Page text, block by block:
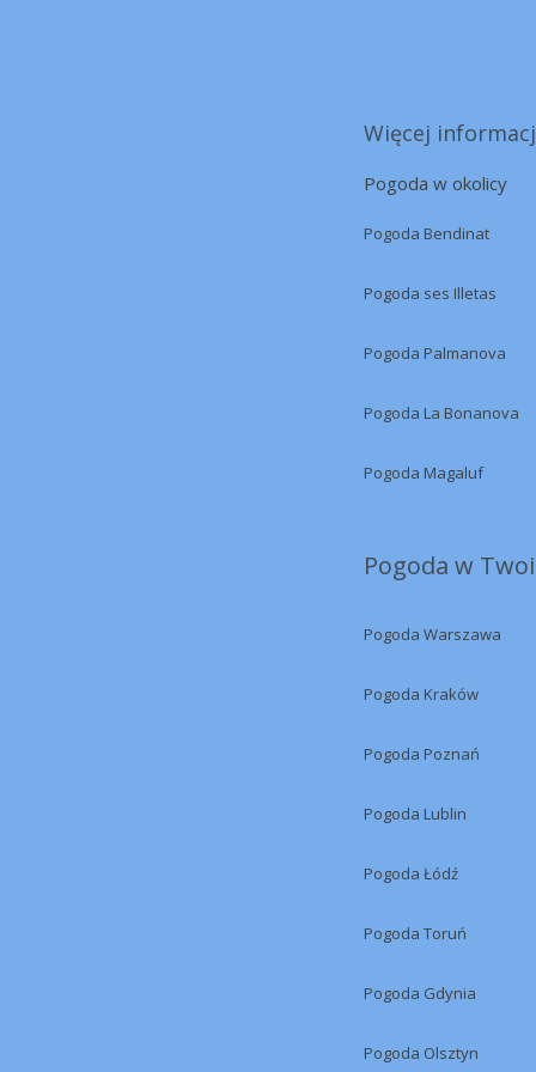
Więcej
Pogoda w okolicy
Pogoda Bendinat
Pogoda ses Illetas
Pogoda Palmanova
Pogoda La Bonanova
Pogoda Magaluf
Pogoda w
Pogoda Warszawa
Pogoda Kraków
Pogoda Poznań
Pogoda Lublin
Pogoda Łódź
Pogoda Toruń
Pogoda Gdynia
Pogoda Olsztyn